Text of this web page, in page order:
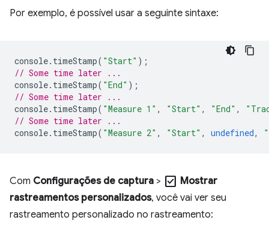
Por exemplo, é possível usar a seguinte sintaxe:
console. timeStamp( "Start" );
// Some time later ...
console. timeStamp( "End" );
// Some time later ...
console. timeStamp( "Measure 1" , "Start" , "End" ,
// Some time later ...
console. timeStamp( "Measure 2" , "Start" , undefined,
Com Configurações de captura > check_box Mostrar
rastreamentos personalizados, você vai ver seu
rastreamento personalizado no rastreamento: